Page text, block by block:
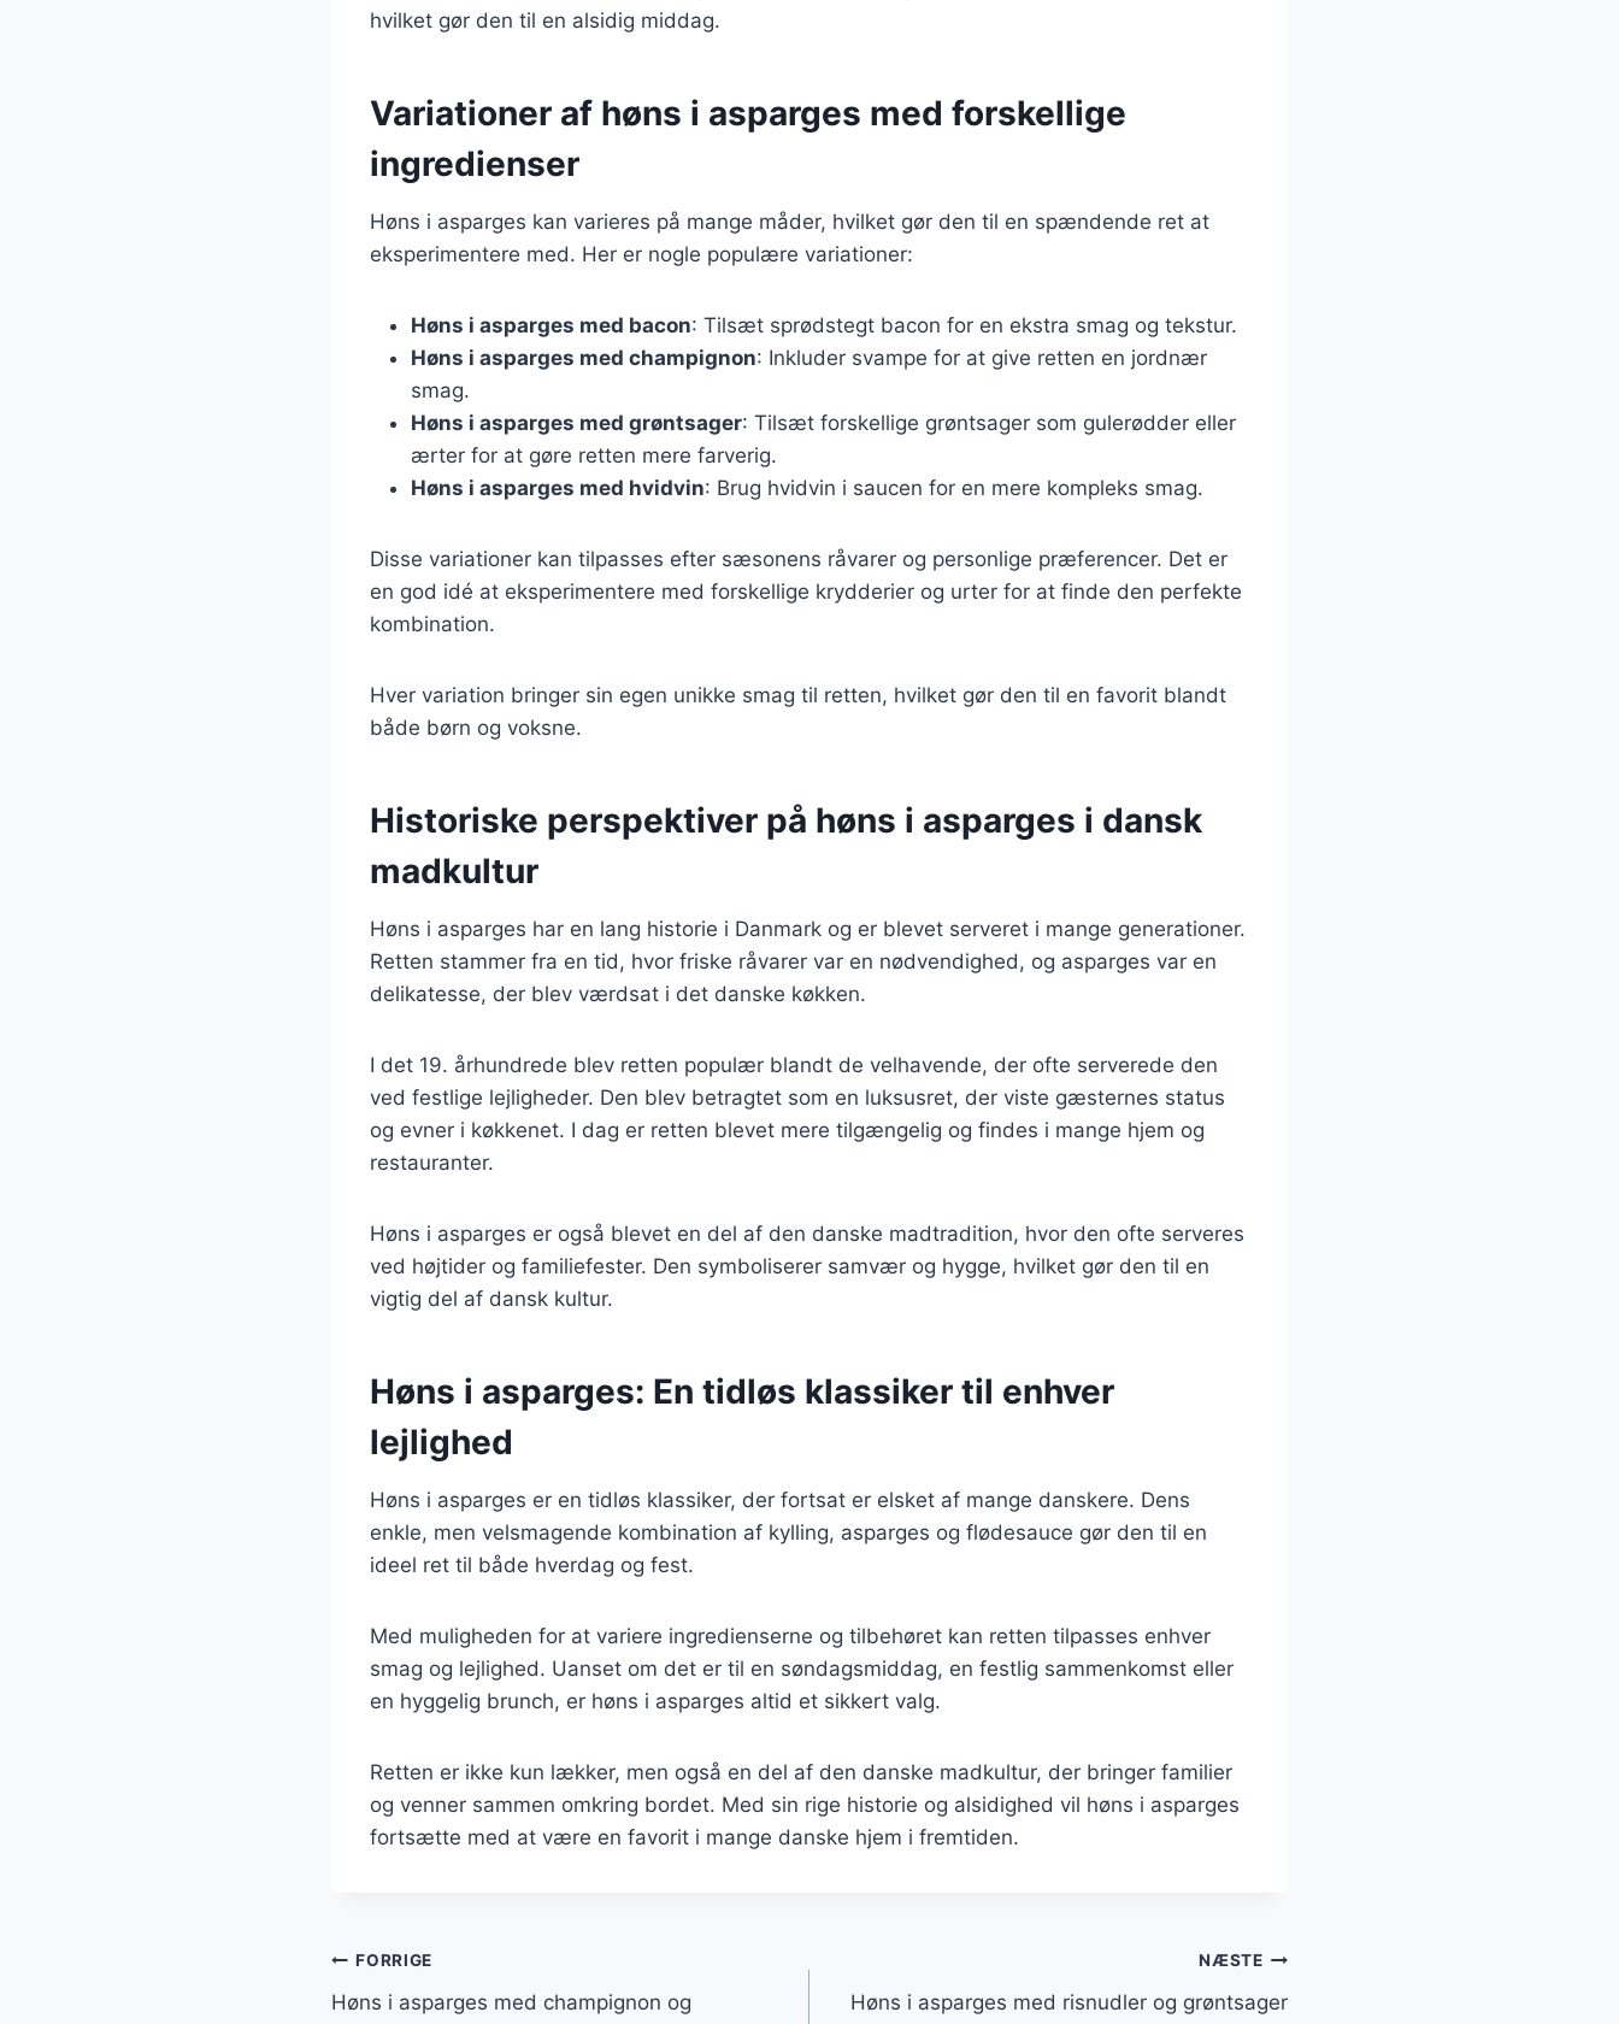
hvilket gør den til en alsidig middag.
Variationer af høns i asparges med forskellige
ingredienser
Høns i asparges kan varieres på mange måder, hvilket gør den til en spændende ret at
eksperimentere med. Her er nogle populære variationer:
Høns i asparges med bacon: Tilsæt sprødstegt bacon for en ekstra smag og tekstur.
Høns i asparges med champignon: Inkluder svampe for at give retten en jordnær
smag.
Høns i asparges med grøntsager: Tilsæt forskellige grøntsager som gulerødder eller
ærter for at gøre retten mere farverig.
Høns i asparges med hvidvin: Brug hvidvin i saucen for en mere kompleks smag.
Disse variationer kan tilpasses efter sæsonens råvarer og personlige præferencer. Det er
en god idé at eksperimentere med forskellige krydderier og urter for at finde den perfekte
kombination.
Hver variation bringer sin egen unikke smag til retten, hvilket gør den til en favorit blandt
både børn og voksne.
Historiske perspektiver på høns i asparges i dansk
madkultur
Høns i asparges har en lang historie i Danmark og er blevet serveret i mange generationer.
Retten stammer fra en tid, hvor friske råvarer var en nødvendighed, og asparges var en
delikatesse, der blev værdsat i det danske køkken.
I det 19. århundrede blev retten populær blandt de velhavende, der ofte serverede den
ved festlige lejligheder. Den blev betragtet som en luksusret, der viste gæsternes status
og evner i køkkenet. I dag er retten blevet mere tilgængelig og findes i mange hjem og
restauranter.
Høns i asparges er også blevet en del af den danske madtradition, hvor den ofte serveres
ved højtider og familiefester. Den symboliserer samvær og hygge, hvilket gør den til en
vigtig del af dansk kultur.
Høns i asparges: En tidløs klassiker til enhver
lejlighed
Høns i asparges er en tidløs klassiker, der fortsat er elsket af mange danskere. Dens
enkle, men velsmagende kombination af kylling, asparges og flødesauce gør den til en
ideel ret til både hverdag og fest.
Med muligheden for at variere ingredienserne og tilbehøret kan retten tilpasses enhver
smag og lejlighed. Uanset om det er til en søndagsmiddag, en festlig sammenkomst eller
en hyggelig brunch, er høns i asparges altid et sikkert valg.
Retten er ikke kun lækker, men også en del af den danske madkultur, der bringer familier
og venner sammen omkring bordet. Med sin rige historie og alsidighed vil høns i asparges
fortsætte med at være en favorit i mange danske hjem i fremtiden.
Indlægsnavigation
FORRIGE
Høns i asparges med champignon og
NÆSTE
Høns i asparges med risnudler og grøntsager